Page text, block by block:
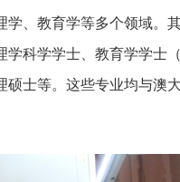
、教育学等多个领域。
科学学士、教育学学士
士等。这些专业均与澳